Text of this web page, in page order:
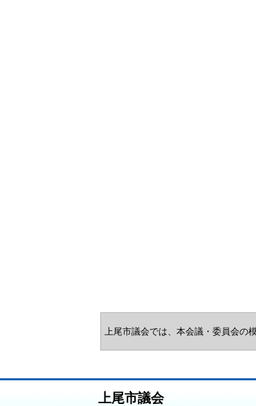
上尾市議会では、本会議・委員会の
上尾市議会